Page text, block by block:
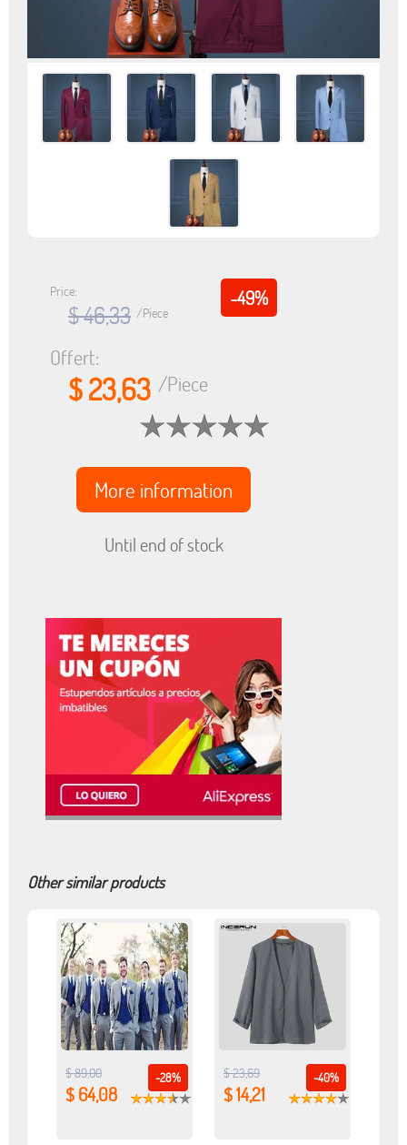
-49%
Price:
$ 46,33 /Piece
Offert:
$ 23,63 /Piece
More information
Until end of stock
Other similar products
-28%
$ 89,00
$ 64,08
-40%
$ 23,69
$ 14,21